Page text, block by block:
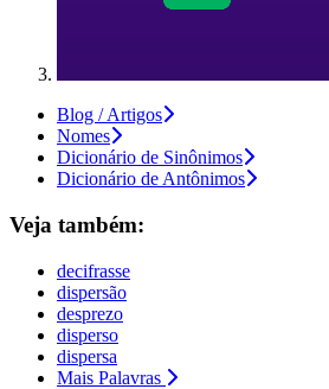
Blog / Artigos
Nomes
Dicionário de Sinônimos
Dicionário de Antônimos
Veja também:
decifrasse
dispersão
desprezo
disperso
dispersa
Mais Palavras